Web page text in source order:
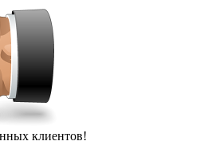
клиентов!